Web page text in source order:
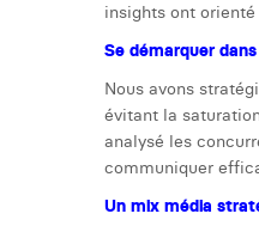
insights ont
Se démarquer
Nous avons
évitant la
analysé les
communiquer
Un mix média